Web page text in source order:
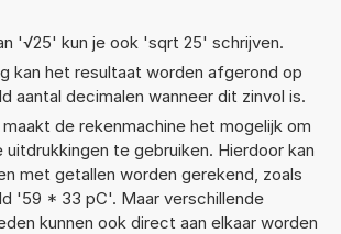
'√25' kun je ook 'sqrt 25' schrijven.
kan het resultaat worden afgerond op
aantal decimalen wanneer dit zinvol is.
de rekenmachine het mogelijk om
uitdrukkingen te gebruiken. Hierdoor kan
met getallen worden gerekend, zoals
'59 * 33 pC'. Maar verschillende
kunnen ook direct aan elkaar worden